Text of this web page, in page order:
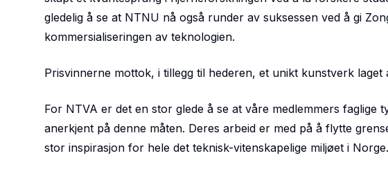
gledelig å se at NTNU nå også runder av suksessen ved å gi
kommersialiseringen av teknologien.
Prisvinnerne mottok, i tillegg til hederen, et unikt kunstverk
For NTVA er det en stor glede å se at våre medlemmers faglige
anerkjent på denne måten. Deres arbeid er med på å flytte
stor inspirasjon for hele det teknisk-vitenskapelige miljøet i Norge.